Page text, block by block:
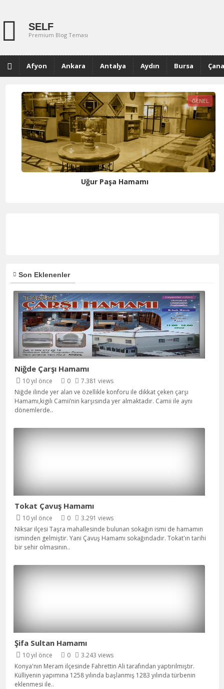
SELF
Premium Blog Teması
Afyon Ankara Antalya Aydın Bursa
GENEL
Uğur Paşa Hamamı
Son Eklenenler
Niğde Çarşı Hamamı
10 yıl önce 0
7.381 views
Niğde ilinde yer alan ve özellikle konforu ile dikkat çeken çarşı
Hamamı,kigılı Camii’nin karşısında yer almaktadır. Camii ile aynı
dönemlerde..
Tokat Çavuş Hamamı
10 yıl önce 0
3.291 views
Niksar ilçesi Taşra mahallesinde bulunan sokağın ismi de hamamın
isminden gelmiştir. Yani Çavuş Hamamı sokağındadır. Tokat'ın tarihi
bir şehir olmasının..
Şifa Sultan Hamamı
10 yıl önce 0
3.243 views
Konya'nın Meram ilçesinde Fahrettin Ali tarafından yaptırılmıştır.
Külliyenin yapımına 1258 yılında başlanmış 1283 yılında türbenin
eklenmesi ile..